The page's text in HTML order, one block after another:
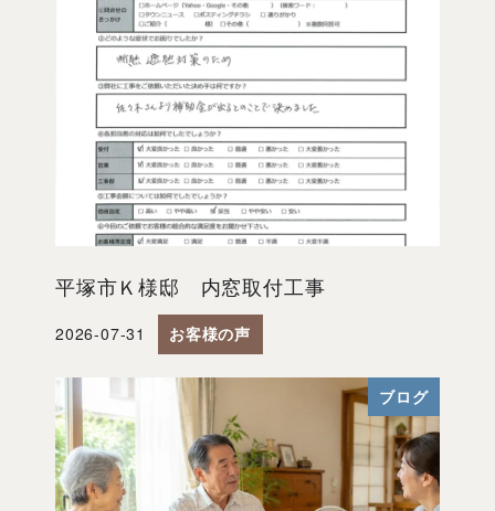
平塚市Ｋ様邸 内窓取付工事
投稿日
2026-07-31 お客様の声
ブログ